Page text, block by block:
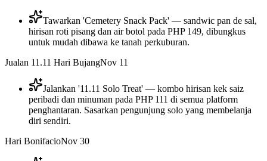
Tawarkan 'Cemetery Snack Pack' — sandwic pan de sal,
hirisan roti pisang dan air botol pada PHP 149, dibungkus
untuk mudah dibawa ke tanah perkuburan.
Jualan 11.11 Hari BujangNov 11
Jalankan '11.11 Solo Treat' — kombo hirisan kek saiz
peribadi dan minuman pada PHP 111 di semua platform
penghantaran. Sasarkan pengunjung solo yang membelanja
diri sendiri.
Hari BonifacioNov 30